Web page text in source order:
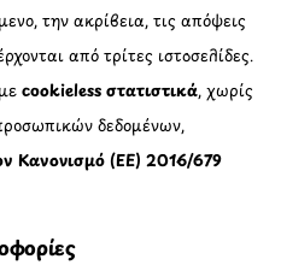
την ακρίβεια, τις απόψεις
από τρίτες ιστοσελίδες.
cookieless στατιστικά, χωρίς
δεδομένων,
Κανονισμό (ΕΕ) 2016/679